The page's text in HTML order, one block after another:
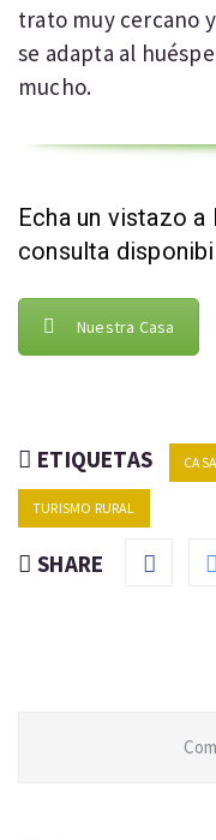
trato muy cercano
se adapta al
mucho.
Echa un vistazo a
consulta
Nuestra Casa
ETIQUETAS
TURISMO RURAL
SHARE